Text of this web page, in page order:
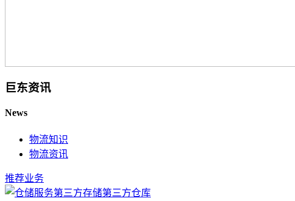
巨东资讯
News
物流知识
物流资讯
推荐业务